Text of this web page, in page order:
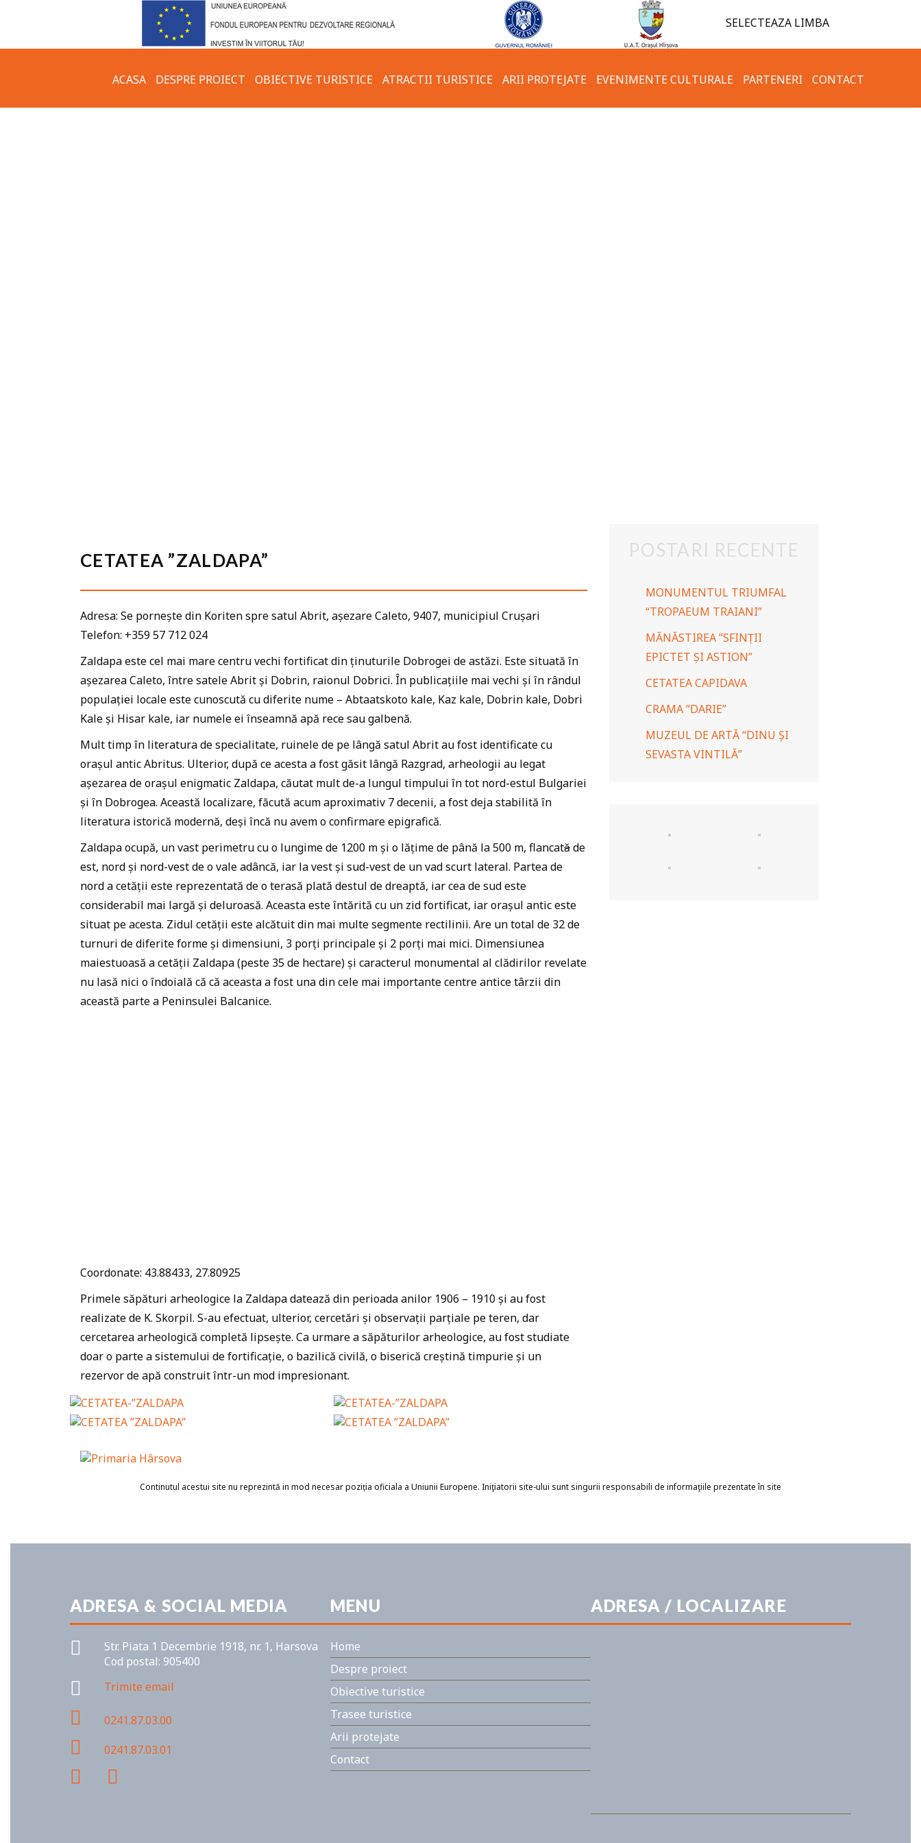
SELECTEAZA LIMBA
ACASA DESPRE PROIECT OBIECTIVE TURISTICE ATRACTII TURISTICE ARII PROTEJATE EVENIMENTE CULTURALE PARTENERI CONTACT
CETATEA ”ZALDAPA”
Adresa: Se pornește din Koriten spre satul Abrit, așezare Caleto, 9407, municipiul Crușari
Telefon: +359 57 712 024
Zaldapa este cel mai mare centru vechi fortificat din ținuturile Dobrogei de astăzi. Este situată în
așezarea Caleto, între satele Abrit și Dobrin, raionul Dobrici. În publicațiile mai vechi și în rândul
populației locale este cunoscută cu diferite nume – Abtaatskoto kale, Kaz kale, Dobrin kale, Dobri
Kale și Hisar kale, iar numele ei înseamnă apă rece sau galbenă.
Mult timp în literatura de specialitate, ruinele de pe lângă satul Abrit au fost identificate cu
orașul antic Abritus. Ulterior, după ce acesta a fost găsit lângă Razgrad, arheologii au legat
așezarea de orașul enigmatic Zaldapa, căutat mult de-a lungul timpului în tot nord-estul Bulgariei
și în Dobrogea. Această localizare, făcută acum aproximativ 7 decenii, a fost deja stabilită în
literatura istorică modernă, deși încă nu avem o confirmare epigrafică.
Zaldapa ocupă, un vast perimetru cu o lungime de 1200 m și o lățime de până la 500 m, flancatăde
est, nord și nord-vest de o vale adâncă, iar la vest și sud-vest de un vad scurt lateral. Partea de
nord a cetății este reprezentată de o terasă plată destul de dreaptă, iar cea de sud este
considerabil mai largă și deluroasă. Aceasta este întărită cu un zid fortificat, iar orașul antic este
situat pe acesta. Zidul cetății este alcătuit din mai multe segmente rectilinii. Are un total de 32 de
turnuri de diferite forme și dimensiuni, 3 porți principale și 2 porți mai mici. Dimensiunea
maiestuoasă a cetății Zaldapa (peste 35 de hectare) și caracterul monumental al clădirilor revelate
nu lasă nici o îndoială că că aceasta a fost una din cele mai importante centre antice târzii din
această parte a Peninsulei Balcanice.
Coordonate: 43.88433, 27.80925
Primele săpături arheologice la Zaldapa datează din perioada anilor 1906 – 1910 și au fost
realizate de K. Skorpil. S-au efectuat, ulterior, cercetări și observații parțiale pe teren, dar
cercetarea arheologică completă lipsește. Ca urmare a săpăturilor arheologice, au fost studiate
doar o parte a sistemului de fortificație, o bazilică civilă, o biserică creștină timpurie și un
rezervor de apă construit într-un mod impresionant.
POSTARI RECENTE
MONUMENTUL TRIUMFAL
“TROPAEUM TRAIANI”
MĂNĂSTIREA ”SFINȚII
EPICTET ȘI ASTION”
CETATEA CAPIDAVA
CRAMA ”DARIE”
MUZEUL DE ARTĂ “DINU ȘI
SEVASTA VINTILĂ”
Continutul acestui site nu reprezintă in mod necesar poziția oficiala a Uniunii Europene. Iniţiatorii site-ului sunt singurii responsabili de informaţiile prezentate în site
ADRESA & SOCIAL MEDIA
Str. Piata 1 Decembrie 1918, nr. 1, Harsova
Cod postal: 905400
Trimite email
0241.87.03.00
0241.87.03.01
MENU
Home
Despre proiect
Obiective turistice
Trasee turistice
Arii protejate
Contact
ADRESA / LOCALIZARE